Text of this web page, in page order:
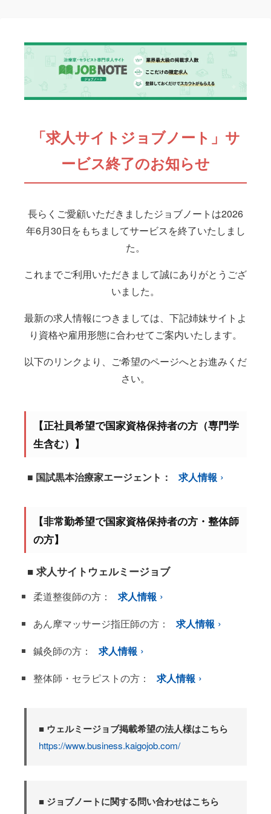
「求人サイトジョブノート」サ
ービス終了のお知らせ
長らくご愛顧いただきましたジョブノートは2026
年6月30日をもちましてサービスを終了いたしまし
た。
これまでご利用いただきまして誠にありがとうござ
いました。
最新の求人情報につきましては、下記姉妹サイトよ
り資格や雇用形態に合わせてご案内いたします。
以下のリンクより、ご希望のページへとお進みくだ
さい。
【正社員希望で国家資格保持者の方（専門学
生含む）】
■ 国試黒本治療家エージェント： 求人情報
【非常勤希望で国家資格保持者の方・整体師
の方】
■ 求人サイトウェルミージョブ
柔道整復師の方：
求人情報
あん摩マッサージ指圧師の方：
求人情報
鍼灸師の方：
求人情報
整体師・セラピストの方：
求人情報
■ ウェルミージョブ掲載希望の法人様はこちら
https://www.business.kaigojob.com/
■ ジョブノートに関する問い合わせはこちら